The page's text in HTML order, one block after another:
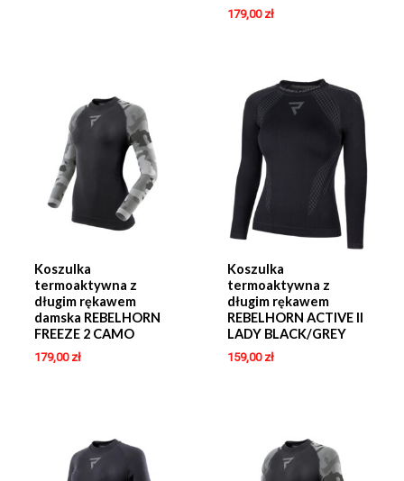
179,00 zł
Koszulka
termoaktywna z
długim rękawem
damska REBELHORN
FREEZE 2 CAMO
179,00 zł
Koszulka
termoaktywna z
długim rękawem
REBELHORN ACTIVE II
LADY BLACK/GREY
159,00 zł